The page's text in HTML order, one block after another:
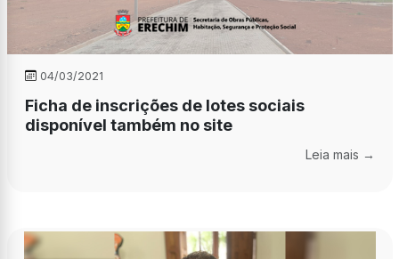
04/03/2021
Ficha de inscrições de lotes sociais
disponível também no site
Leia mais →